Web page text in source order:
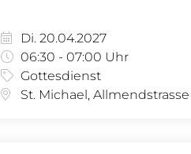
Di. 20.04.2027
06:30 - 07:00 Uhr
Gottesdienst